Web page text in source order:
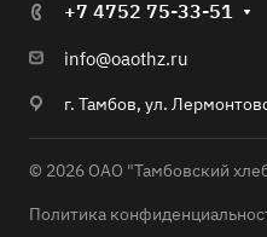
+7 4752 75-33-51
info@oaothz.ru
г. Тамбов, ул.
© 2026 ОАО "Тамбовский
Политика